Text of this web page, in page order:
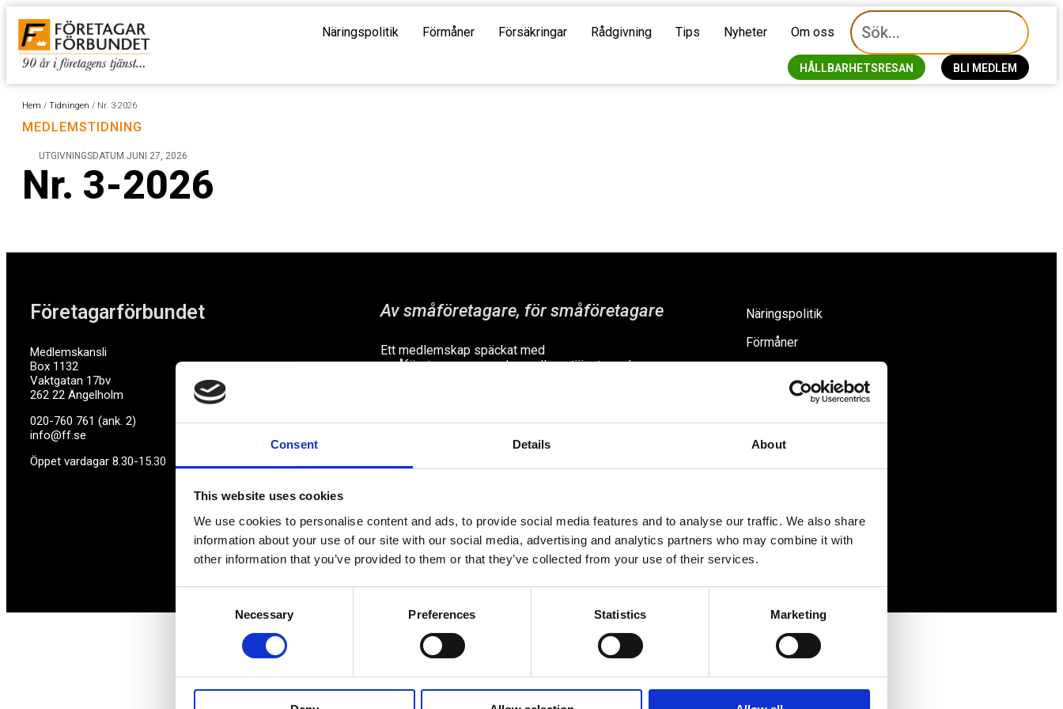
Consent Details About
This website uses cookies
We use cookies to personalise content and ads, to provide social media features and to analyse our traffic. We also share
information about your use of our site with our social media, advertising and analytics partners who may combine it with
other information that you’ve provided to them or that they’ve collected from your use of their services.
Selection
Necessary Preferences Statistics Marketing
Näringspolitik Förmåner Försäkringar Rådgivning Tips Nyheter Om oss
HÅLLBARHETSRESAN BLI MEDLEM
Hem / Tidningen / Nr. 3-2026
MEDLEMSTIDNING
UTGIVNINGSDATUM JUNI 27, 2026
Nr. 3-2026
Företagarförbundet
Medlemskansli
Box 1132
Vaktgatan 17bv
262 22 Ängelholm
020-760 761 (ank. 2)
info@ff.se
Öppet vardagar 8.30-15.30
Av småföretagare, för småföretagare
Ett medlemskap späckat med
småföretagaranpassade medlemstjänster och
fokus. Vi är själva småföretagare och vet hur
Näringspolitik
Förmåner
Rådgivning
Tips
© Fria Företagare|Wapp Media AB